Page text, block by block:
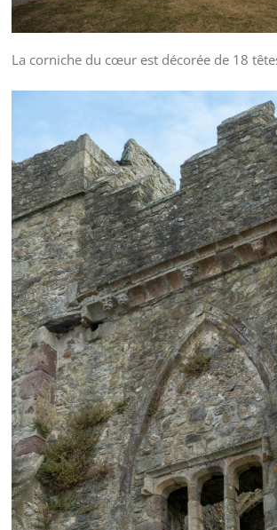
La corniche du cœur est décorée de 18